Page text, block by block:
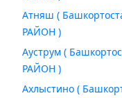
Атняш (
РАЙОН )
Ауструм (
РАЙОН )
Ахлыстино (